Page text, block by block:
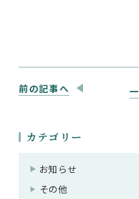
前の記事へ
カテゴリー
お知らせ
その他